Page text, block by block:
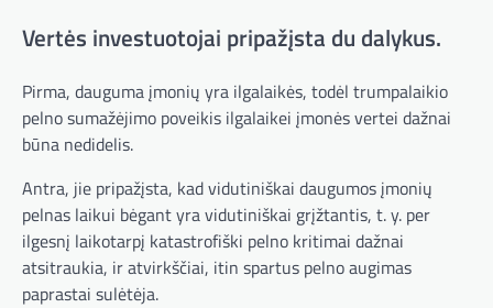
Vertės investuotojai pripažįsta du dalykus.
Pirma, dauguma įmonių yra ilgalaikės, todėl trumpalaikio
pelno sumažėjimo poveikis ilgalaikei įmonės vertei dažnai
būna nedidelis.
Antra, jie pripažįsta, kad vidutiniškai daugumos įmonių
pelnas laikui bėgant yra vidutiniškai grįžtantis, t. y. per
ilgesnį laikotarpį katastrofiški pelno kritimai dažnai
atsitraukia, ir atvirkščiai, itin spartus pelno augimas
paprastai sulėtėja.